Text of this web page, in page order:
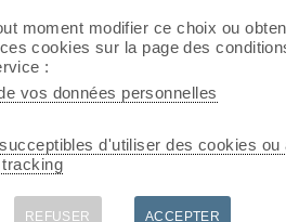
chien est un labri des
mon copain la met sur ses
type de neige, il a même
de neige transfo. Race : bâtard
moment modifier ce choix ou
cookies sur la page des
:
vos données personnelles
d'utiliser des cookies ou
REFUSER ACCEPTER